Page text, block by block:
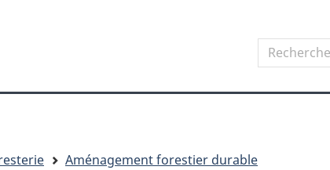
HTML
Search
Recherchez
sur
Aménagement forestier durable